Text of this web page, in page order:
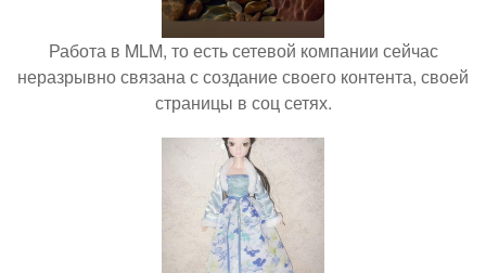
Работа в MLM, то есть сетевой компании сейчас
неразрывно связана с создание своего контента, своей
страницы в соц сетях.